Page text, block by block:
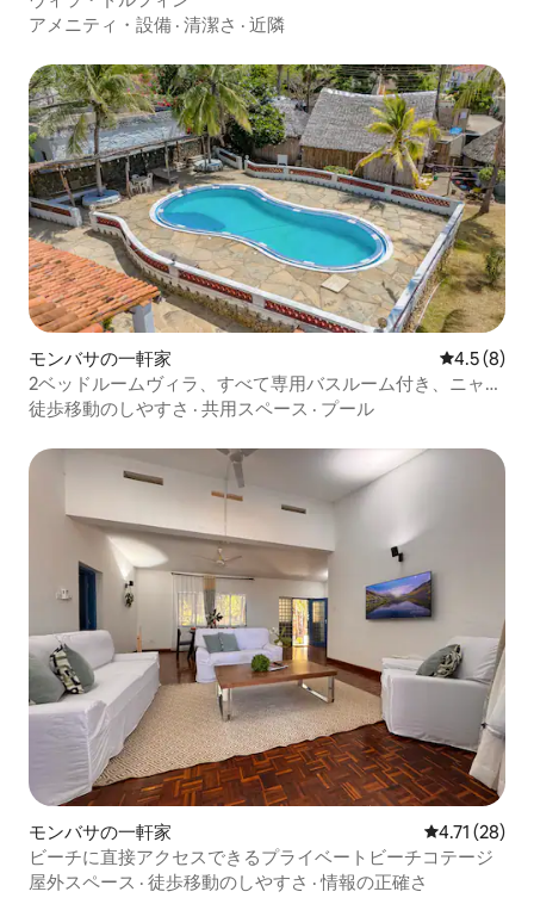
アメニティ・設備 · 清潔さ · 近隣
モンバサの一軒家 レビュー8
4.5 (8)
2ベッドルームヴィラ、すべて専用バスルーム付き、ニャ
リ、ビーチまで2分、エアコン＆プール
徒歩移動のしやすさ · 共用スペース · プール
モンバサの一軒家 レビュー28
4.71 (28)
ビーチに直接アクセスできるプライベートビーチコテージ
屋外スペース · 徒歩移動のしやすさ ·情報の正確さ